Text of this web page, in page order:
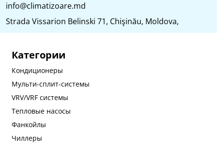
info@climatizoare.md
Strada Vissarion Belinski 71, Chişinău, Moldova,
Категории
Кондиционеры
Мульти-сплит-системы
VRV/VRF системы
Тепловые насосы
Фанкойлы
Чиллеры